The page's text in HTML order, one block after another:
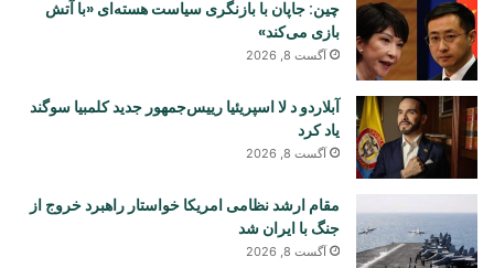
چین: جاپان با بازنگری سیاست هسته‌ای «با آتش
بازی می‌کند»
آگست 8, 2026
آبلاردو د لا اسپریئیا رییس‌جمهور جدید کلمبیا سوگند
یاد کرد
آگست 8, 2026
مقام ارشد نظامی امریکا خواستار راهبرد خروج از
جنگ با ایران شد
آگست 8, 2026